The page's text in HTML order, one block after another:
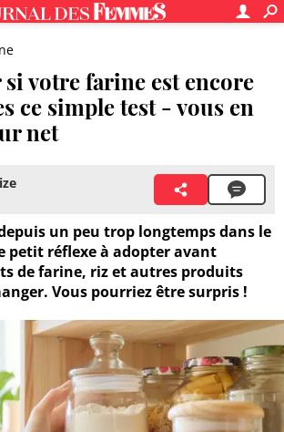
votre farine est encore
ce simple test - vous en
net
un peu trop longtemps dans le
petit réflexe à adopter avant
de farine, riz et autres produits
Vous pourriez être surpris !